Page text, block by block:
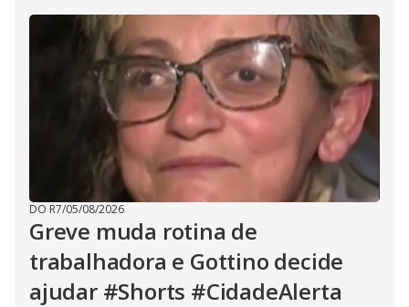
DO R7/05/08/2026
Greve muda rotina de
trabalhadora e Gottino decide
ajudar #Shorts #CidadeAlerta